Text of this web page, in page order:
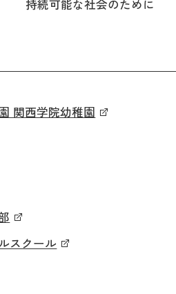
持続可能な社会のために
関西学院幼稚園
スクール